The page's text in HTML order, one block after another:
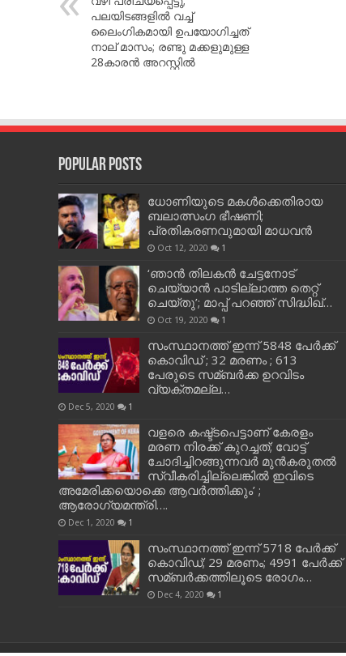
പലയിടങ്ങളില്‍ വച്ച്‌
ലൈംഗികമായി ഉപയോഗിച്ചത്
നാല് മാസം; രണ്ടു മക്കളുമുള്ള
28കാരന്‍ അറസ്റ്റില്‍
Popular Posts
ധോണിയുടെ മകള്‍ക്കെതിരായ
ബലാത്സംഗ ഭീഷണി;
പ്രതികരണവുമായി മാധവന്‍
Oct 12, 2020 1
‘ഞാന്‍ തിലകന്‍ ചേട്ടനോട്
ചെയ്യാന്‍ പാടില്ലാത്ത തെറ്റ്
ചെയ്തു’; മാപ്പ് പറഞ്ഞ് സിദ്ധിഖ്…
Oct 19, 2020 1
സംസ്ഥാനത്ത് ഇന്ന് 5848 പേര്‍ക്ക്
കൊവി‌ഡ് ; 32 മരണം ; 613
പേരുടെ സമ്ബര്‍ക്ക ഉറവിടം
വ്യക്തമല്ല…
Dec 5, 2020 1
വളരെ കഷ്ട്ടപെട്ടാണ് കേരളം
മരണ നിരക്ക് കുറച്ചത്; വോട്ട്
ചോദിച്ചിറങ്ങുന്നവർ മുൻകരുതൽ
സ്വീകരിച്ചില്ലെങ്കിൽ ഇവിടെ
അമേരിക്കയൊക്കെ ആവർത്തിക്കും’ ;
ആരോഗ്യമന്ത്രി….
Dec 1, 2020 1
സംസ്ഥാനത്ത് ഇന്ന് 5718 പേര്‍ക്ക്
കൊവിഡ്; 29 മരണം; 4991 പേര്‍ക്ക്
സമ്ബര്‍ക്കത്തിലൂടെ രോഗം…
Dec 4, 2020 1